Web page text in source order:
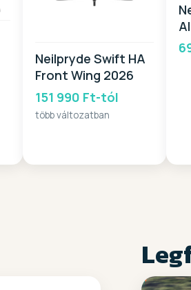
Neilpryde Swift HA
Front Wing 2026
151 990 Ft-tól
több változatban